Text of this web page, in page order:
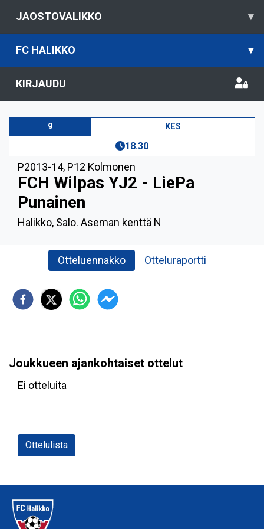
JAOSTOVALIKKO ▾
FC HALIKKO ▾
KIRJAUDU
9 KES
18.30
P2013-14, P12 Kolmonen
FCH Wilpas YJ2 - LiePa
Punainen
Halikko, Salo. Aseman kenttä N
Otteluennakko Otteluraportti
Joukkueen ajankohtaiset ottelut
Ei otteluita
Ottelulista